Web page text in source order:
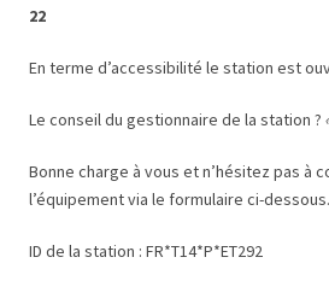
22
En terme d’accessibilité le station est
Le conseil du gestionnaire de la station ?
Bonne charge à vous et n’hésitez pas à
l’équipement via le formulaire ci-dessous.
ID de la station : FR*T14*P*ET292